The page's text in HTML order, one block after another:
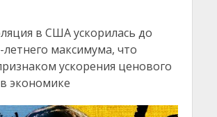
в США ускорилась до
летнего максимума, что
ускорения ценового
экономике